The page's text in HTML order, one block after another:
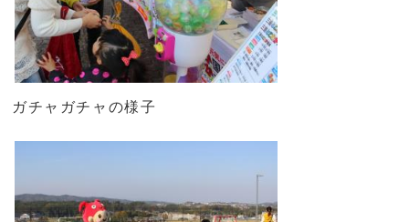
ガチャガチャの様子